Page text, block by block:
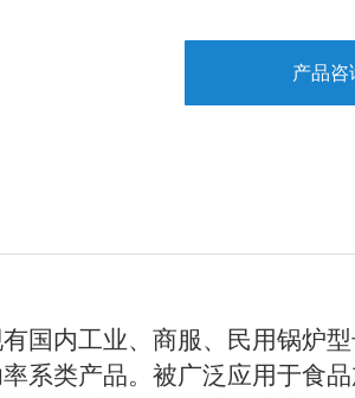
产品咨
国内工业、商服、民用锅炉
系类产品。被广泛应用于食